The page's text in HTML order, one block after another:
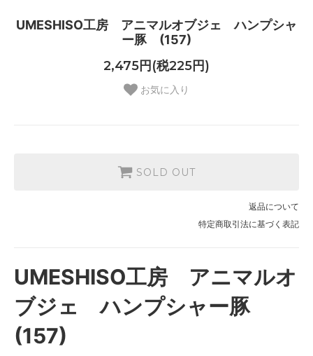
UMESHISO工房 アニマルオブジェ ハンプシャ
ー豚 (157)
2,475円(税225円)
お気に入り
SOLD OUT
返品について
特定商取引法に基づく表記
UMESHISO工房 アニマルオ
ブジェ ハンプシャー豚
(157)